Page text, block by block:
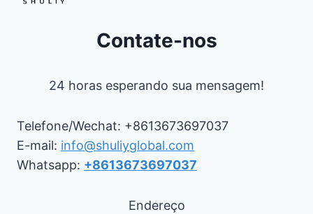
Contate-nos
24 horas esperando sua mensagem!
Telefone/Wechat: +8613673697037
E-mail: info@shuliyglobal.com
Whatsapp: +8613673697037
Endereço